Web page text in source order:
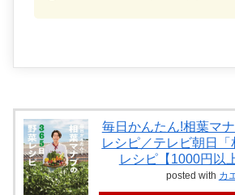
毎日かんたん!相葉マ
レシピ／テレビ朝日「
レシピ【1000円以
posted with カ